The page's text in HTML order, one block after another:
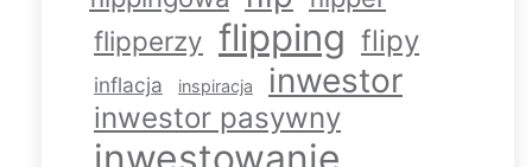
flipperzy flipping flipy
inflacja inspiracja inwestor
inwestor pasywny